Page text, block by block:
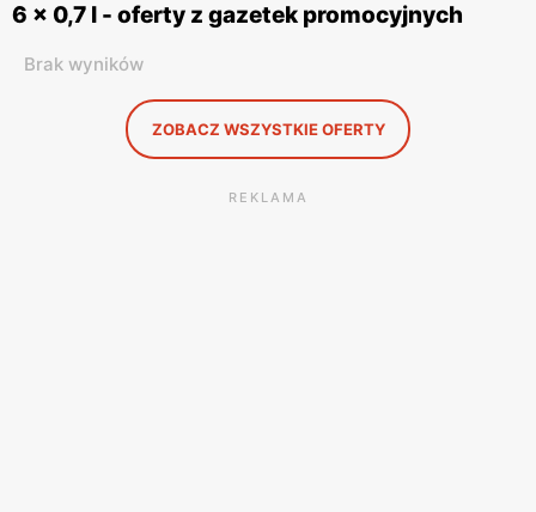
6 x 0,7 l - oferty z gazetek promocyjnych
Brak wyników
ZOBACZ WSZYSTKIE OFERTY
REKLAMA